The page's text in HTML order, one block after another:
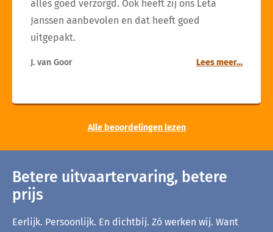
alles goed verzorgd. Ook heeft zij ons Leta
Janssen aanbevolen en dat heeft goed
uitgepakt.
J. van Goor Lees meer…
Alle beoordelingen lezen
Betere uitvaartervaring, betere
prijs
Eerlijk. Persoonlijk. En dichtbij. Zó werken wij. Want